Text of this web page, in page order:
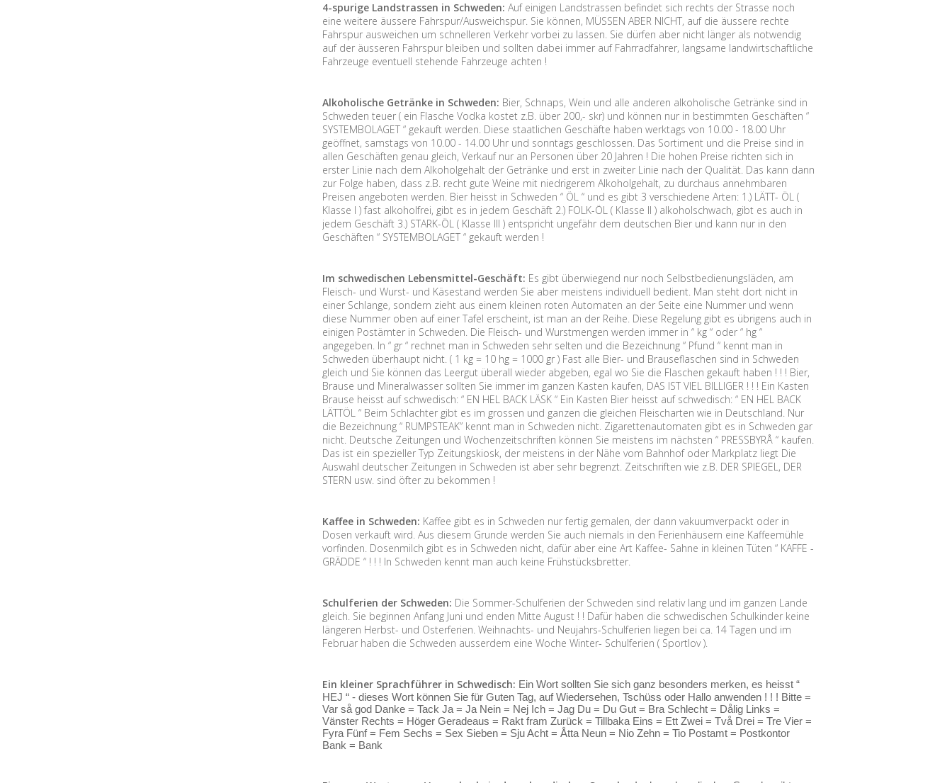
4-spurige Landstrassen in Schweden: Auf einigen Landstrassen befindet sich rechts der Strasse noch
eine weitere äussere Fahrspur/Ausweichspur. Sie können, MÜSSEN ABER NICHT, auf die äussere rechte
Fahrspur ausweichen um schnelleren Verkehr vorbei zu lassen. Sie dürfen aber nicht länger als notwendig
auf der äusseren Fahrspur bleiben und sollten dabei immer auf Fahrradfahrer, langsame landwirtschaftliche
Fahrzeuge eventuell stehende Fahrzeuge achten !
Alkoholische Getränke in Schweden: Bier, Schnaps, Wein und alle anderen alkoholische Getränke sind in
Schweden teuer ( ein Flasche Vodka kostet z.B. über 200,- skr) und können nur in bestimmten Geschäften “
SYSTEMBOLAGET “ gekauft werden. Diese staatlichen Geschäfte haben werktags von 10.00 - 18.00 Uhr
geöffnet, samstags von 10.00 - 14.00 Uhr und sonntags geschlossen. Das Sortiment und die Preise sind in
allen Geschäften genau gleich, Verkauf nur an Personen über 20 Jahren ! Die hohen Preise richten sich in
erster Linie nach dem Alkoholgehalt der Getränke und erst in zweiter Linie nach der Qualität. Das kann dann
zur Folge haben, dass z.B. recht gute Weine mit niedrigerem Alkoholgehalt, zu durchaus annehmbaren
Preisen angeboten werden. Bier heisst in Schweden “ ÖL “ und es gibt 3 verschiedene Arten: 1.) LÄTT- ÖL (
Klasse I ) fast alkoholfrei, gibt es in jedem Geschäft 2.) FOLK-ÖL ( Klasse II ) alkoholschwach, gibt es auch in
jedem Geschäft 3.) STARK-ÖL ( Klasse III ) entspricht ungefähr dem deutschen Bier und kann nur in den
Geschäften “ SYSTEMBOLAGET “ gekauft werden !
Im schwedischen Lebensmittel-Geschäft: Es gibt überwiegend nur noch Selbstbedienungsläden, am
Fleisch- und Wurst- und Käsestand werden Sie aber meistens individuell bedient. Man steht dort nicht in
einer Schlange, sondern zieht aus einem kleinen roten Automaten an der Seite eine Nummer und wenn
diese Nummer oben auf einer Tafel erscheint, ist man an der Reihe. Diese Regelung gibt es übrigens auch in
einigen Postämter in Schweden. Die Fleisch- und Wurstmengen werden immer in “ kg “ oder “ hg “
angegeben. In “ gr “ rechnet man in Schweden sehr selten und die Bezeichnung “ Pfund “ kennt man in
Schweden überhaupt nicht. ( 1 kg = 10 hg = 1000 gr ) Fast alle Bier- und Brauseflaschen sind in Schweden
gleich und Sie können das Leergut überall wieder abgeben, egal wo Sie die Flaschen gekauft haben ! ! ! Bier,
Brause und Mineralwasser sollten Sie immer im ganzen Kasten kaufen, DAS IST VIEL BILLIGER ! ! ! Ein Kasten
Brause heisst auf schwedisch: “ EN HEL BACK LÄSK “ Ein Kasten Bier heisst auf schwedisch: “ EN HEL BACK
LÄTTÖL “ Beim Schlachter gibt es im grossen und ganzen die gleichen Fleischarten wie in Deutschland. Nur
die Bezeichnung “ RUMPSTEAK” kennt man in Schweden nicht. Zigarettenautomaten gibt es in Schweden gar
nicht. Deutsche Zeitungen und Wochenzeitschriften können Sie meistens im nächsten “ PRESSBYRÅ “ kaufen.
Das ist ein spezieller Typ Zeitungskiosk, der meistens in der Nähe vom Bahnhof oder Markplatz liegt Die
Auswahl deutscher Zeitungen in Schweden ist aber sehr begrenzt. Zeitschriften wie z.B. DER SPIEGEL, DER
STERN usw. sind öfter zu bekommen !
Kaffee in Schweden: Kaffee gibt es in Schweden nur fertig gemalen, der dann vakuumverpackt oder in
Dosen verkauft wird. Aus diesem Grunde werden Sie auch niemals in den Ferienhäusern eine Kaffeemühle
vorfinden. Dosenmilch gibt es in Schweden nicht, dafür aber eine Art Kaffee- Sahne in kleinen Tüten “ KAFFE -
GRÄDDE “ ! ! ! In Schweden kennt man auch keine Frühstücksbretter.
Schulferien der Schweden: Die Sommer-Schulferien der Schweden sind relativ lang und im ganzen Lande
gleich. Sie beginnen Anfang Juni und enden Mitte August ! ! Dafür haben die schwedischen Schulkinder keine
längeren Herbst- und Osterferien. Weihnachts- und Neujahrs-Schulferien liegen bei ca. 14 Tagen und im
Februar haben die Schweden ausserdem eine Woche Winter- Schulferien ( Sportlov ).
Ein kleiner Sprachführer in Schwedisch: Ein Wort sollten Sie sich ganz besonders merken, es heisst “
HEJ “ - dieses Wort können Sie für Guten Tag, auf Wiedersehen, Tschüss oder Hallo anwenden ! ! ! Bitte =
Var så god Danke = Tack Ja = Ja Nein = Nej Ich = Jag Du = Du Gut = Bra Schlecht = Dålig Links =
Vänster Rechts = Höger Geradeaus = Rakt fram Zurück = Tillbaka Eins = Ett Zwei = Två Drei = Tre Vier =
Fyra Fünf = Fem Sechs = Sex Sieben = Sju Acht = Åtta Neun = Nio Zehn = Tio Postamt = Postkontor
Bank = Bank